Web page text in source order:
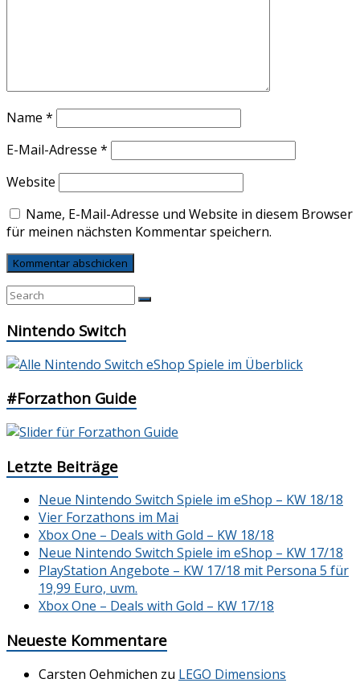
Name *
E-Mail-Adresse *
Website
Name, E-Mail-Adresse und Website in diesem Browser
für meinen nächsten Kommentar speichern.
Nintendo Switch
#Forzathon Guide
Letzte Beiträge
Neue Nintendo Switch Spiele im eShop – KW 18/18
Vier Forzathons im Mai
Xbox One – Deals with Gold – KW 18/18
Neue Nintendo Switch Spiele im eShop – KW 17/18
PlayStation Angebote – KW 17/18 mit Persona 5 für
19,99 Euro, uvm.
Xbox One – Deals with Gold – KW 17/18
Neueste Kommentare
Carsten Oehmichen zu LEGO Dimensions